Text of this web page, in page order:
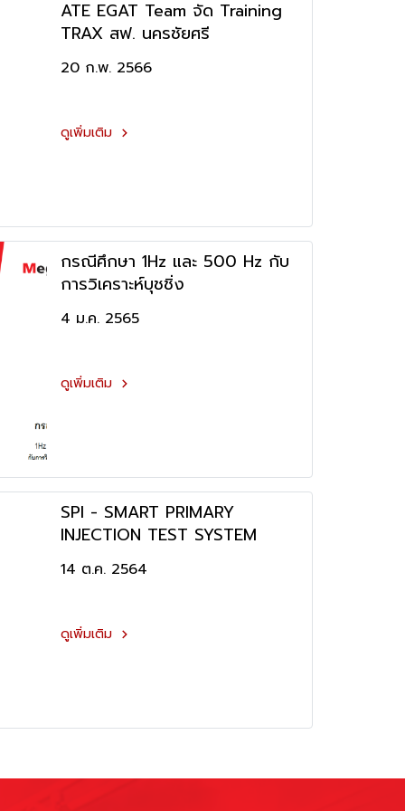
ATE EGAT Team จัด Training
TRAX สฟ. นครชัยศรี
20 ก.พ. 2566
ดูเพิ่มเติม
กรณีศึกษา 1Hz และ 500 Hz กับ
การวิเคราะห์บุชชิ่ง
4 ม.ค. 2565
ดูเพิ่มเติม
SPI - SMART PRIMARY
INJECTION TEST SYSTEM
14 ต.ค. 2564
ดูเพิ่มเติม